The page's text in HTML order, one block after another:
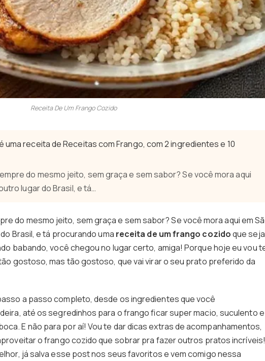
Receita De Um Frango Cozido
uma receita de Receitas com Frango, com 2 ingredientes e 10
do mesmo jeito, sem graça e sem sabor? Se você mora aqui
lugar do Brasil, e tá…
do mesmo jeito, sem graça e sem sabor? Se você mora aqui em
Brasil, e tá procurando uma receita de um frango cozidoque seja
babando, você chegou no lugar certo, amiga! Porque hoje eu vou
gostoso, mas tão gostoso, que vai virar o seu prato preferido da
a passo completo, desde os ingredientes que você
até os segredinhos para o frango ficar super macio, suculento e
E não para por aí! Vou te dar dicas extras de acompanhamentos,
o frango cozido que sobrar pra fazer outros pratos incríveis!
já salva esse post nos seus favoritos e vem comigo nessa